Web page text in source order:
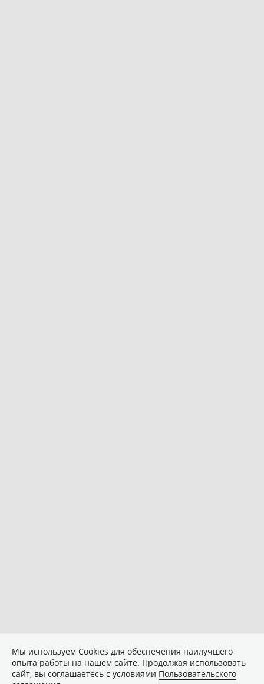
Мы используем Сookies для обеспечения наилучшего
опыта работы на нашем сайте. Продолжая использовать
сайт, вы соглашаетесь с условиями Пользовательского